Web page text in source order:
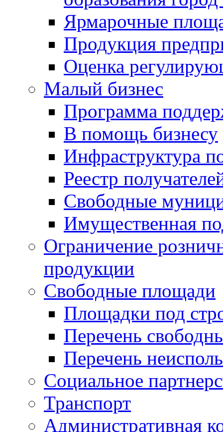
Ярмарочные
Продукция
Оценка
Малый бизнес
Программа
В помощь бизнесу
Инфраструктура
Реестр
Свободные
Имущественная
Ограничение
продукции
Свободные площади
Площадки под
Перечень
Перечень
Социальное
Транспорт
Административная